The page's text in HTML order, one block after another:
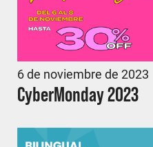
6 de noviembre de 2023
CyberMonday 2023